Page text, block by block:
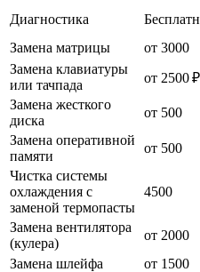
Диагностика
Замена матрицы от 3000
Замена клавиатуры
или тачпада
от 2500 ₽
Замена жесткого
диска
от 500
Замена оперативной
памяти
от 500
Чистка системы
охлаждения с
заменой термопасты
4500
Замена вентилятора
(кулера)
от 2000
Замена шлейфа от 1500